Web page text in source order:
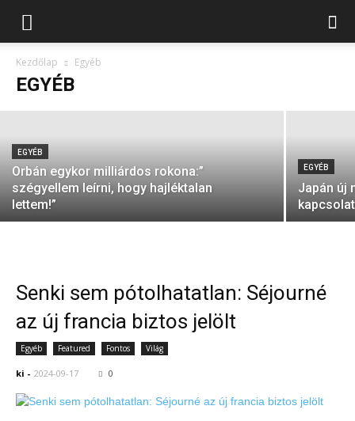
Kezdőlap Egyéb
EGYÉB
Ukrajnán keresztül januártól nem jöhet
orosz földgáz
ki - 2024-11-25
EGYÉB
Orbán egykor milliárdos rokona:”
szégyellem leírni, hogy hajléktalan
lettem!”
EGYÉB
Japán új
Senki sem pótolhatatlan: Séjourné
az új francia biztos jelölt
Egyéb Featured Fontos Világ
ki - 2024-09-17 0